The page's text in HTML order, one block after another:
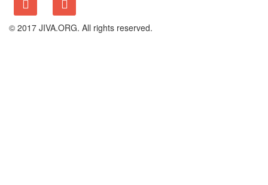
© 2017 JIVA.ORG. All rights reserved.